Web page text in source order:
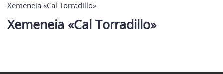
Xemeneia «Cal Torradillo»
Xemeneia «Cal Torradillo»